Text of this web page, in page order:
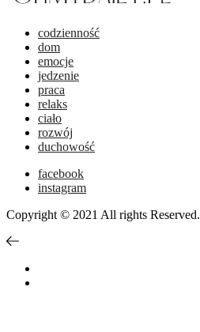
codzienność
dom
emocje
jedzenie
praca
relaks
ciało
rozwój
duchowość
facebook
instagram
Copyright © 2021 All rights Reserved.